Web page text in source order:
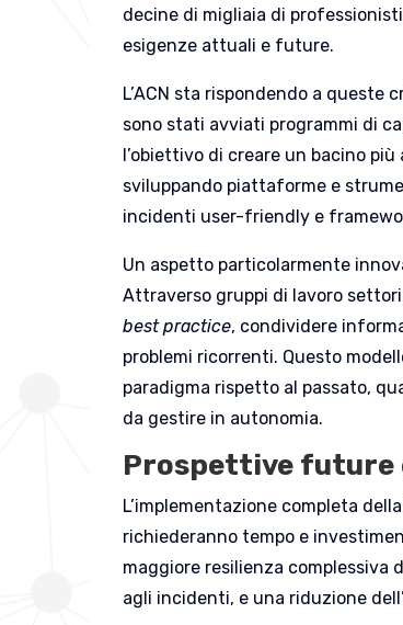
decine di migliaia di
esigenze attuali e future.
L’ACN sta rispondendo a
sono stati avviati programmi di
l’obiettivo di creare un bacino
sviluppando piattaforme e
incidenti user-friendly e
Un aspetto particolarmente
Attraverso gruppi di lavoro
best practice, condividere
problemi ricorrenti. Questo
paradigma rispetto al passato,
da gestire in autonomia.
Prospettive future
L’implementazione completa
richiederanno tempo e
maggiore resilienza complessiva
agli incidenti, e una riduzione